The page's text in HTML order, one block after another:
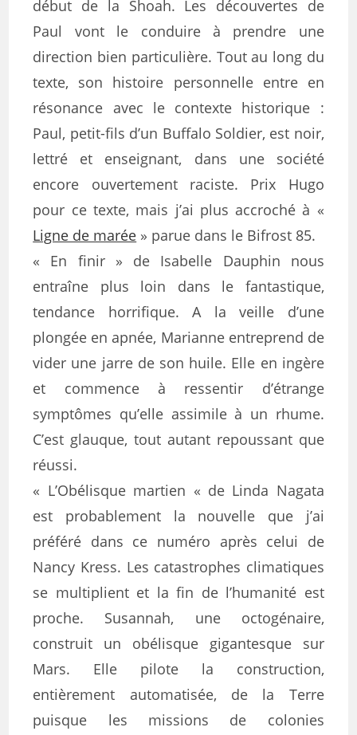
début de la Shoah. Les découvertes de
Paul vont le conduire à prendre une
direction bien particulière. Tout au long du
texte, son histoire personnelle entre en
résonance avec le contexte historique :
Paul, petit-fils d’un Buffalo Soldier, est noir,
lettré et enseignant, dans une société
encore ouvertement raciste. Prix Hugo
pour ce texte, mais j’ai plus accroché à «
Ligne de marée » parue dans le Bifrost 85.
« En finir » de Isabelle Dauphin nous
entraîne plus loin dans le fantastique,
tendance horrifique. A la veille d’une
plongée en apnée, Marianne entreprend de
vider une jarre de son huile. Elle en ingère
et commence à ressentir d’étrange
symptômes qu’elle assimile à un rhume.
C’est glauque, tout autant repoussant que
réussi.
« L’Obélisque martien « de Linda Nagata
est probablement la nouvelle que j’ai
préféré dans ce numéro après celui de
Nancy Kress. Les catastrophes climatiques
se multiplient et la fin de l’humanité est
proche. Susannah, une octogénaire,
construit un obélisque gigantesque sur
Mars. Elle pilote la construction,
entièrement automatisée, de la Terre
puisque les missions de colonies